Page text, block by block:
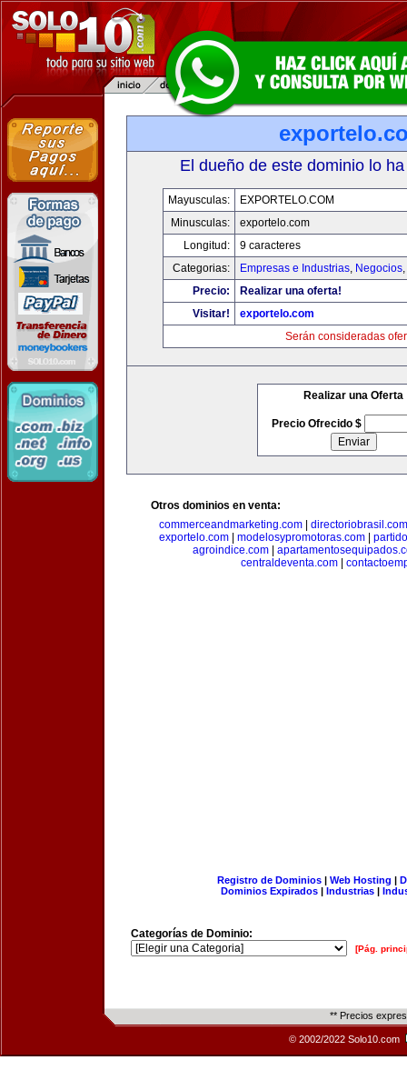
El dueño de este dominio lo
Mayusculas:
EXPORTELO.COM
Minusculas:
exportelo.com
Longitud:
9 caracteres
Categorias:
Empresas e Industrias, Negocios,
Precio:
Realizar una oferta!
Visitar!
exportelo.com
Serán consideradas
Realizar una Oferta
Precio Ofrecido $
Otros dominios en venta:
commerceandmarketing.com| directoriobrasil.com
exportelo.com
modelosypromotoras.com
agroindice.com
centraldeventa.com
Registro de Dominios| Web Hosting |
Dominios Expirados | Industrias |
Categorías de Dominio:
[Pág.
** Precios
© 2002/2022 Solo10.com